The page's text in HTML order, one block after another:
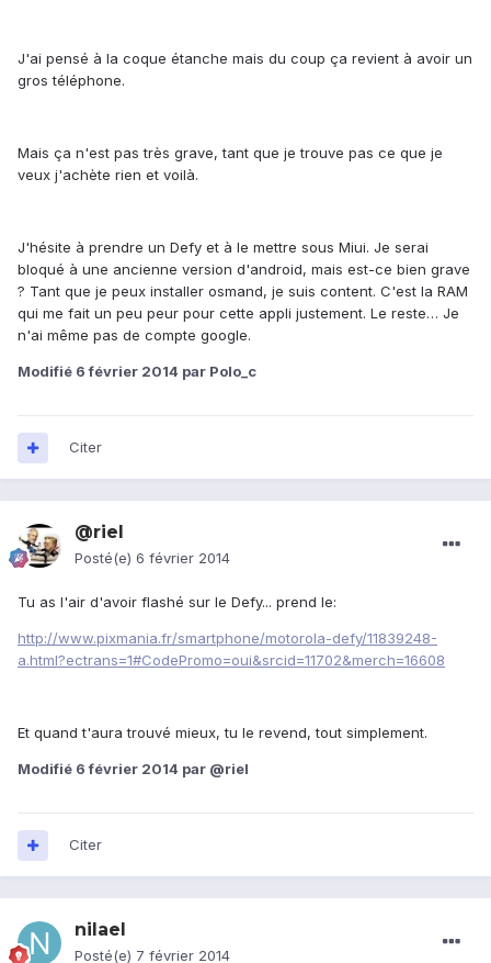
J'ai pensé à la coque étanche mais du coup ça revient à avoir un
gros téléphone.
Mais ça n'est pas très grave, tant que je trouve pas ce que je
veux j'achète rien et voilà.
J'hésite à prendre un Defy et à le mettre sous Miui. Je serai
bloqué à une ancienne version d'android, mais est-ce bien grave
? Tant que je peux installer osmand, je suis content. C'est la RAM
qui me fait un peu peur pour cette appli justement. Le reste… Je
n'ai même pas de compte google.
Modifié 6 février 2014 par Polo_c
Citer
@riel
Posté(e) 6 février 2014
Tu as l'air d'avoir flashé sur le Defy... prend le:
http://www.pixmania.fr/smartphone/motorola-defy/11839248-
a.html?ectrans=1#CodePromo=oui&srcid=11702&merch=16608
Et quand t'aura trouvé mieux, tu le revend, tout simplement.
Modifié 6 février 2014 par @riel
Citer
nilael
Posté(e) 7 février 2014